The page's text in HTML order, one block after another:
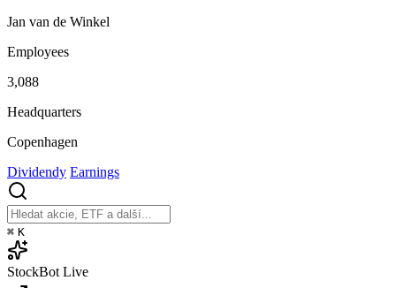
Jan van de Winkel
Employees
3,088
Headquarters
Copenhagen
Dividendy Earnings
⌘ K
StockBot Live